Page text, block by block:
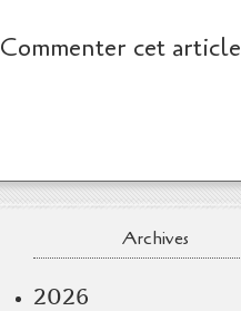
Commenter cet article
Archives
2026